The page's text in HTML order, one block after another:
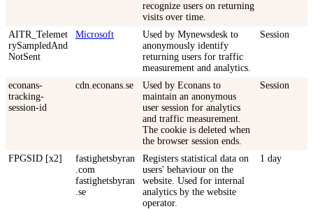
recognize users on returning
visits over time.
AITR_Telemet
rySampledAnd
NotSent
Microsoft
Used by Mynewsdesk to
anonymously identify
returning users for traffic
measurement and analytics.
Session
econans-
tracking-
session-id
cdn.econans.se
Used by Econans to
maintain an anonymous
user session for analytics
and traffic measurement.
The cookie is deleted when
the browser session ends.
Session
FPGSID [x2]
fastighetsbyran
.com
fastighetsbyran
.se
Registers statistical data on
users' behaviour on the
website. Used for internal
analytics by the website
operator.
1 day